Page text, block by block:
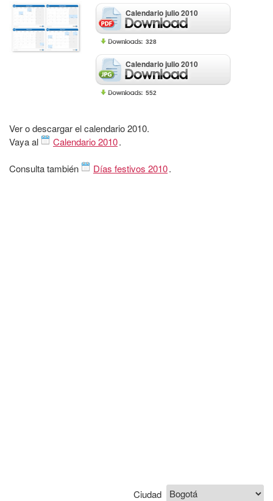
Calendario julio 2010
328
Calendario julio 2010
552
Ver o descargar el calendario 2010.
Vaya al
Calendario 2010.
Consulta también Días festivos 2010.
Ciudad